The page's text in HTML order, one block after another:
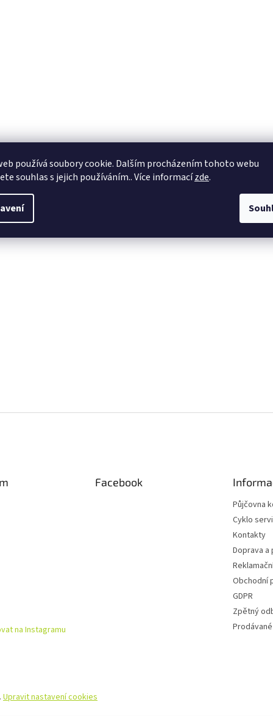
používá soubory cookie. Dalším procházením tohoto webu
souhlas s jejich používáním.. Více informacízde.
na Instagramu
Facebook
Půjčovna
Cyklo
Kontakty
Doprava a
Obchodní
GDPR
Zpětný
Upravit nastavení cookies